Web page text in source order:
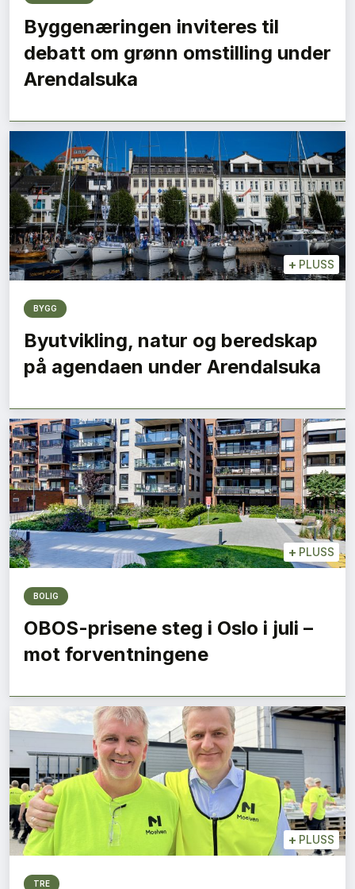
Byggenæringen inviteres til
debatt om grønn omstilling under
Arendalsuka
+ PLUSS
BYGG
Byutvikling, natur og beredskap
på agendaen under Arendalsuka
+ PLUSS
BOLIG
OBOS-prisene steg i Oslo i juli –
mot forventningene
+ PLUSS
TRE